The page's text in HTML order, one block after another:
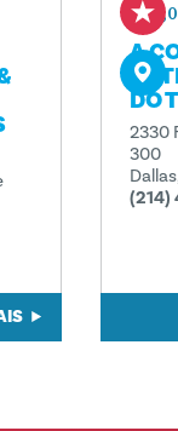
A
DO
2330
300
(214)